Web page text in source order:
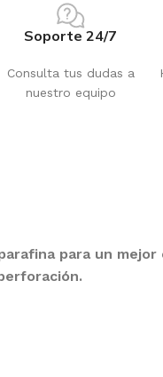
Soporte 24/7
Consulta tus dudas a
nuestro equipo
para un mejor